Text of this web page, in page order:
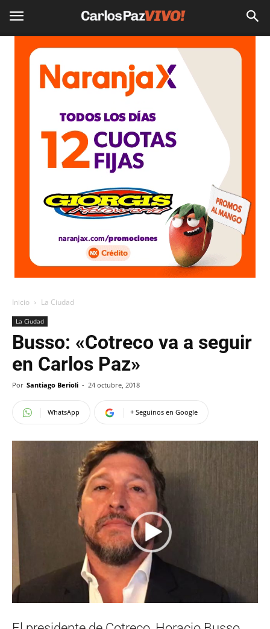
Inicio La Ciudad
La Ciudad
Busso: «Cotreco va a seguir
en Carlos Paz»
Por Santiago Berioli - 24 octubre, 2018
WhatsApp + Seguinos en Google